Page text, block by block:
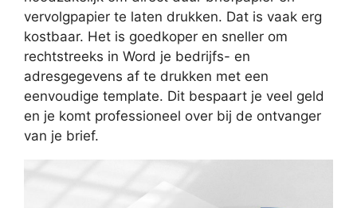
vervolgpapier te laten drukken. Dat is vaak erg
kostbaar. Het is goedkoper en sneller om
rechtstreeks in Word je bedrijfs- en
adresgegevens af te drukken met een
eenvoudige template. Dit bespaart je veel geld
en je komt professioneel over bij de ontvanger
van je brief.